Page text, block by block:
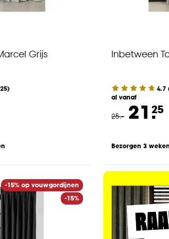
Grijs
25)
Inbetween
4.7
al vanaf
25.- 21.25
Bezorgen 3 weken
-15% op vouwgordijnen
-15%